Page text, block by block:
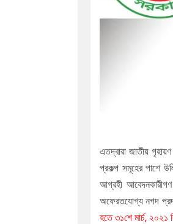
এতদ্বারাজাতীয়
প্রকল্প সমূহের পাশে
আগ্রহী আবেদনকারীগণ
অফেরতযোগ্য নগদ
হতে ৩১শে মার্চ, ২০২১